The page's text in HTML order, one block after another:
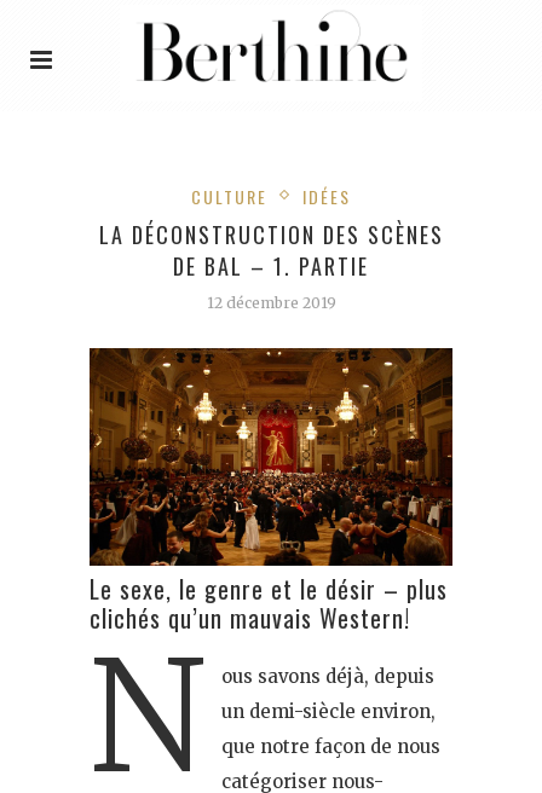
CULTURE IDÉES
LA DÉCONSTRUCTION DES SCÈNES
DE BAL – 1. PARTIE
12 décembre 2019
Le sexe, le genre et le désir – plus
clichés qu’un mauvais Western!
N
ous savons déjà, depuis
un demi-siècle environ,
que notre façon de nous
catégoriser nous-